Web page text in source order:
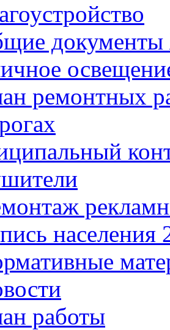
ремонтных
населения
работы